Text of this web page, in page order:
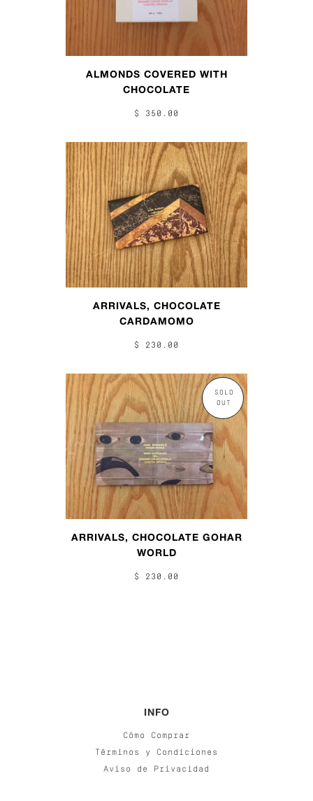
ALMONDS COVERED WITH
CHOCOLATE
$ 350.00
ARRIVALS, CHOCOLATE
CARDAMOMO
$ 230.00
SOLD
OUT
ARRIVALS, CHOCOLATE GOHAR
WORLD
$ 230.00
INFO
Cómo Comprar
Términos y Condiciones
Aviso de Privacidad